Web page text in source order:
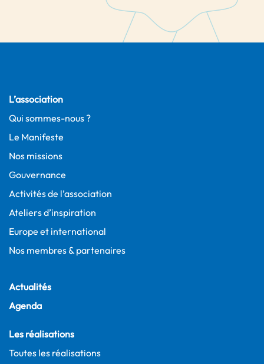
L’association
Qui sommes-nous ?
Le Manifeste
Nos missions
Gouvernance
Activités de l’association
Ateliers d’inspiration
Europe et international
Nos membres & partenaires
Actualités
Agenda
Les réalisations
Toutes les réalisations